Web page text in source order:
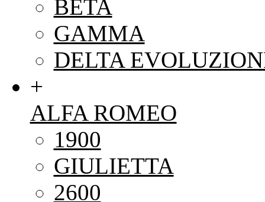
BETA
GAMMA
DELTA
+
ALFA ROMEO
1900
GIULIETTA
2600